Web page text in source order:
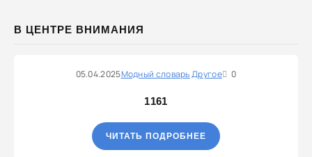
В ЦЕНТРЕ ВНИМАНИЯ
05.04.2025Модный словарьДругое 0
1161
ЧИТАТЬ ПОДРОБНЕЕ